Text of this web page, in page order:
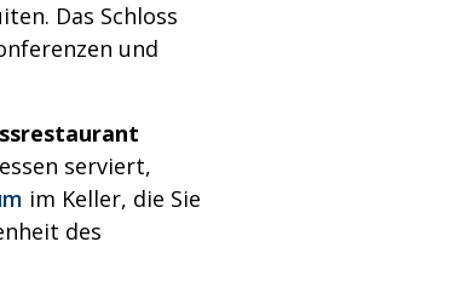
Das Schloss
und
serviert,
im Keller, die Sie
des